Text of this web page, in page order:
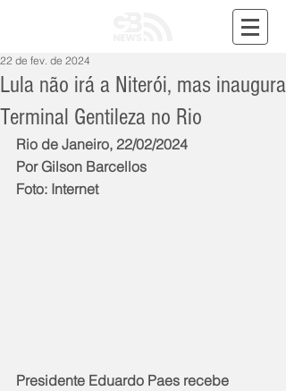
Lula não irá a Niterói, mas inaugura
Terminal Gentileza no Rio
22 de fev. de 2024
Rio de Janeiro, 22/02/2024
Por Gilson Barcellos
Foto: Internet
Presidente Eduardo Paes recebe